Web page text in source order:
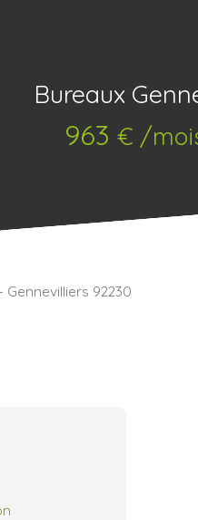
Bureaux
963 € /
Gennevilliers 92230